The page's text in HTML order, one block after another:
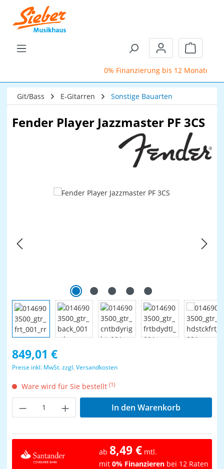
Zum Hauptinhalt springen
0% Finanzierung bis 12 Monate
Git/Bass E-Gitarren Sonstige Bauarten
Fender Player Jazzmaster PF 3CS
Bildergalerie überspringen
Regulärer Preis:
849,01 €
Preise inkl. MwSt. zzgl. Versandkosten
Ware wird für Sie bestellt (1)
Produkt Anzahl: Gib den gewünschten
In den Warenkorb
ab 8,49 € mtl.
mit 0% Finanzieren bei 12 Raten